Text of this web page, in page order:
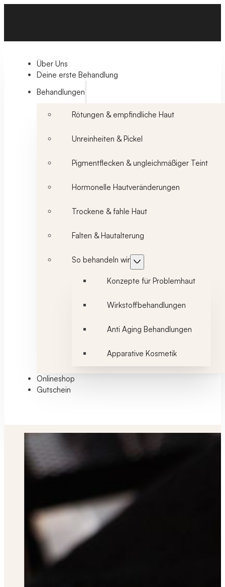
Über Uns
Deine erste Behandlung
Behandlungen
Rötungen & empfindliche Haut
Unreinheiten & Pickel
Pigmentflecken & ungleichmäßiger Teint
Hormonelle Hautveränderungen
Trockene & fahle Haut
Falten & Hautalterung
So behandeln wir
Konzepte für Problemhaut
Wirkstoffbehandlungen
Anti Aging Behandlungen
Apparative Kosmetik
Onlineshop
Gutschein